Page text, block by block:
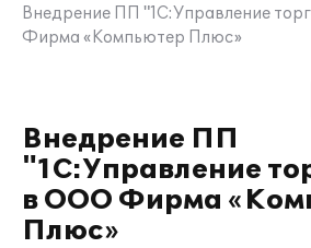
Внедрение ПП "1С:Управление
Фирма «Компьютер Плюс»
Внедрение ПП
"1С:Управление
в ООО Фирма
Плюс»